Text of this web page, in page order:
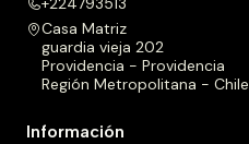
Casa Matriz
guardia vieja 202
Providencia - Providencia
Región Metropolitana - Chile
Información